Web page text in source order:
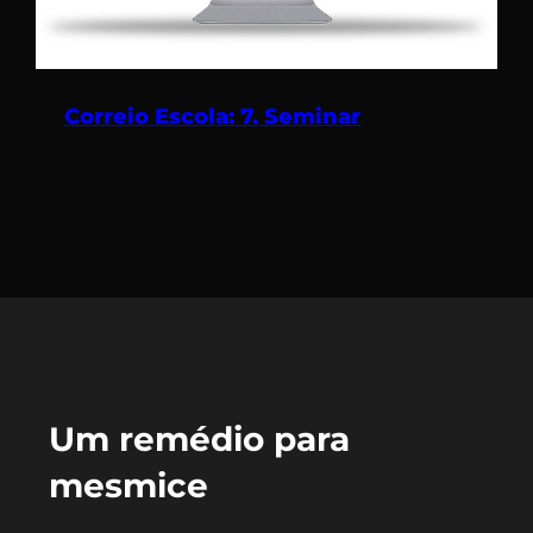
Correio Escola: 7. Seminar
Um remédio para
mesmice